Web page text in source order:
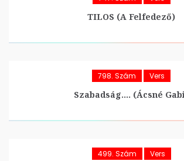
TILOS (A Felfedező)
798. Szám Vers
Szabadság…. (Ácsné
499. Szám Vers